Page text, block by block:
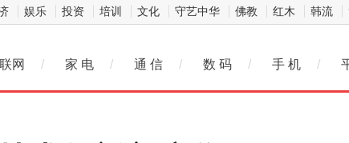
娱乐 投资 培训 文化 守艺中华 佛教 红木 韩流
网 / 家 电 / 通 信 / 数 码 / 手 机 /